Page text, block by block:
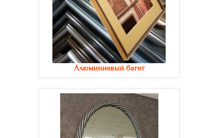
Алюминиевый багет